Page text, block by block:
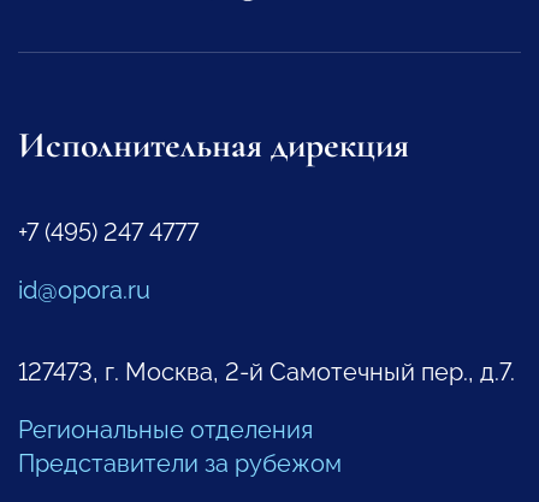
Исполнительная дирекция
+7 (495) 247 4777
id@opora.ru
127473, г. Москва, 2-й Самотечный пер., д.7.
Региональные отделения
Представители за рубежом